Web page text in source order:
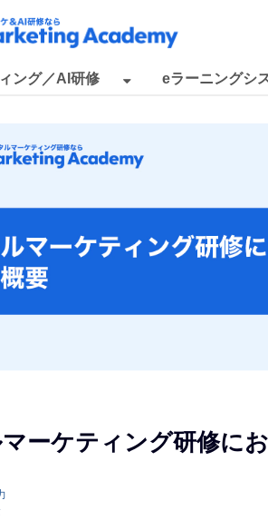
ング／AI研修 eラーニングシ
ーケティング研修に